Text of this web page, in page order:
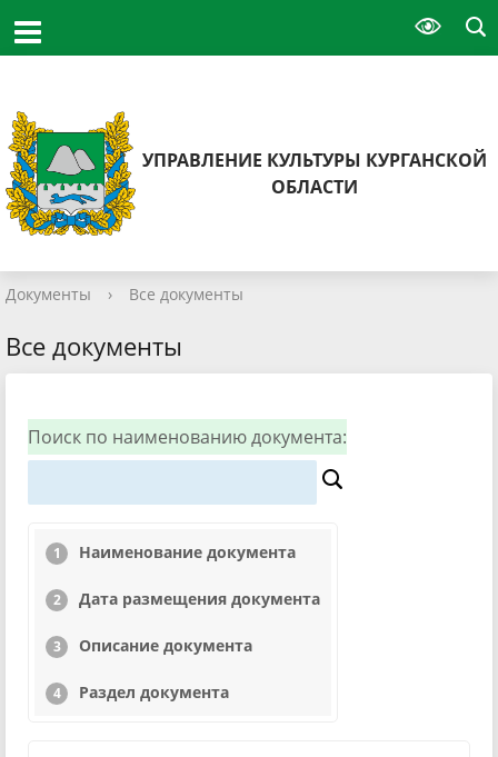
УПРАВЛЕНИЕ КУЛЬТУРЫ КУРГАНСКОЙ
ОБЛАСТИ
Документы › Все документы
Все документы
Поиск по наименованию документа:
Наименование документа
Дата размещения документа
Описание документа
Раздел документа